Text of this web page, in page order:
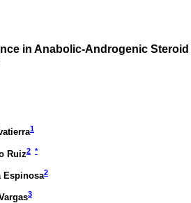
in Anabolic-Androgenic Steroid
1
Ruiz2 *
Espinosa2
3